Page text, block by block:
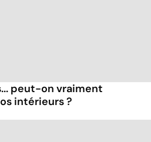
peut-on vraiment
intérieurs ?